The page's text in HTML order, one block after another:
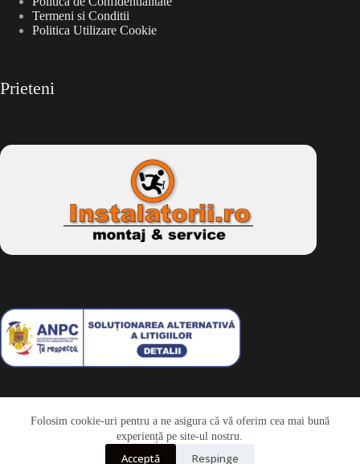
Folosim cookie-uri pentru a ne asigura că vă oferim cea mai bună
experiență pe site-ul nostru.
Acceptă Respinge
Termeni si Conditii
Politica Utilizare Cookie
Prieteni